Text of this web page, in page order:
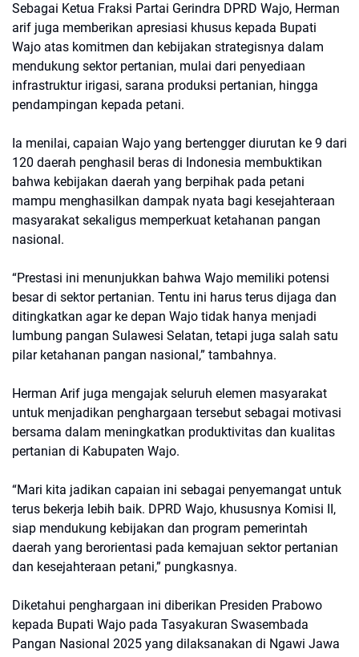
Sebagai Ketua Fraksi Partai Gerindra DPRD Wajo, Herman
arif juga memberikan apresiasi khusus kepada Bupati
Wajo atas komitmen dan kebijakan strategisnya dalam
mendukung sektor pertanian, mulai dari penyediaan
infrastruktur irigasi, sarana produksi pertanian, hingga
pendampingan kepada petani.
Ia menilai, capaian Wajo yang bertengger diurutan ke 9 dari
120 daerah penghasil beras di Indonesia membuktikan
bahwa kebijakan daerah yang berpihak pada petani
mampu menghasilkan dampak nyata bagi kesejahteraan
masyarakat sekaligus memperkuat ketahanan pangan
nasional.
“Prestasi ini menunjukkan bahwa Wajo memiliki potensi
besar di sektor pertanian. Tentu ini harus terus dijaga dan
ditingkatkan agar ke depan Wajo tidak hanya menjadi
lumbung pangan Sulawesi Selatan, tetapi juga salah satu
pilar ketahanan pangan nasional,” tambahnya.
Herman Arif juga mengajak seluruh elemen masyarakat
untuk menjadikan penghargaan tersebut sebagai motivasi
bersama dalam meningkatkan produktivitas dan kualitas
pertanian di Kabupaten Wajo.
“Mari kita jadikan capaian ini sebagai penyemangat untuk
terus bekerja lebih baik. DPRD Wajo, khususnya Komisi II,
siap mendukung kebijakan dan program pemerintah
daerah yang berorientasi pada kemajuan sektor pertanian
dan kesejahteraan petani,” pungkasnya.
Diketahui penghargaan ini diberikan Presiden Prabowo
kepada Bupati Wajo pada Tasyakuran Swasembada
Pangan Nasional 2025 yang dilaksanakan di Ngawi Jawa